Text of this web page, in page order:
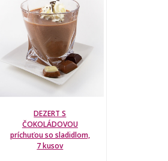
DEZERT S
ČOKOLÁDOVOU
príchuťou so sladidlom,
7 kusov